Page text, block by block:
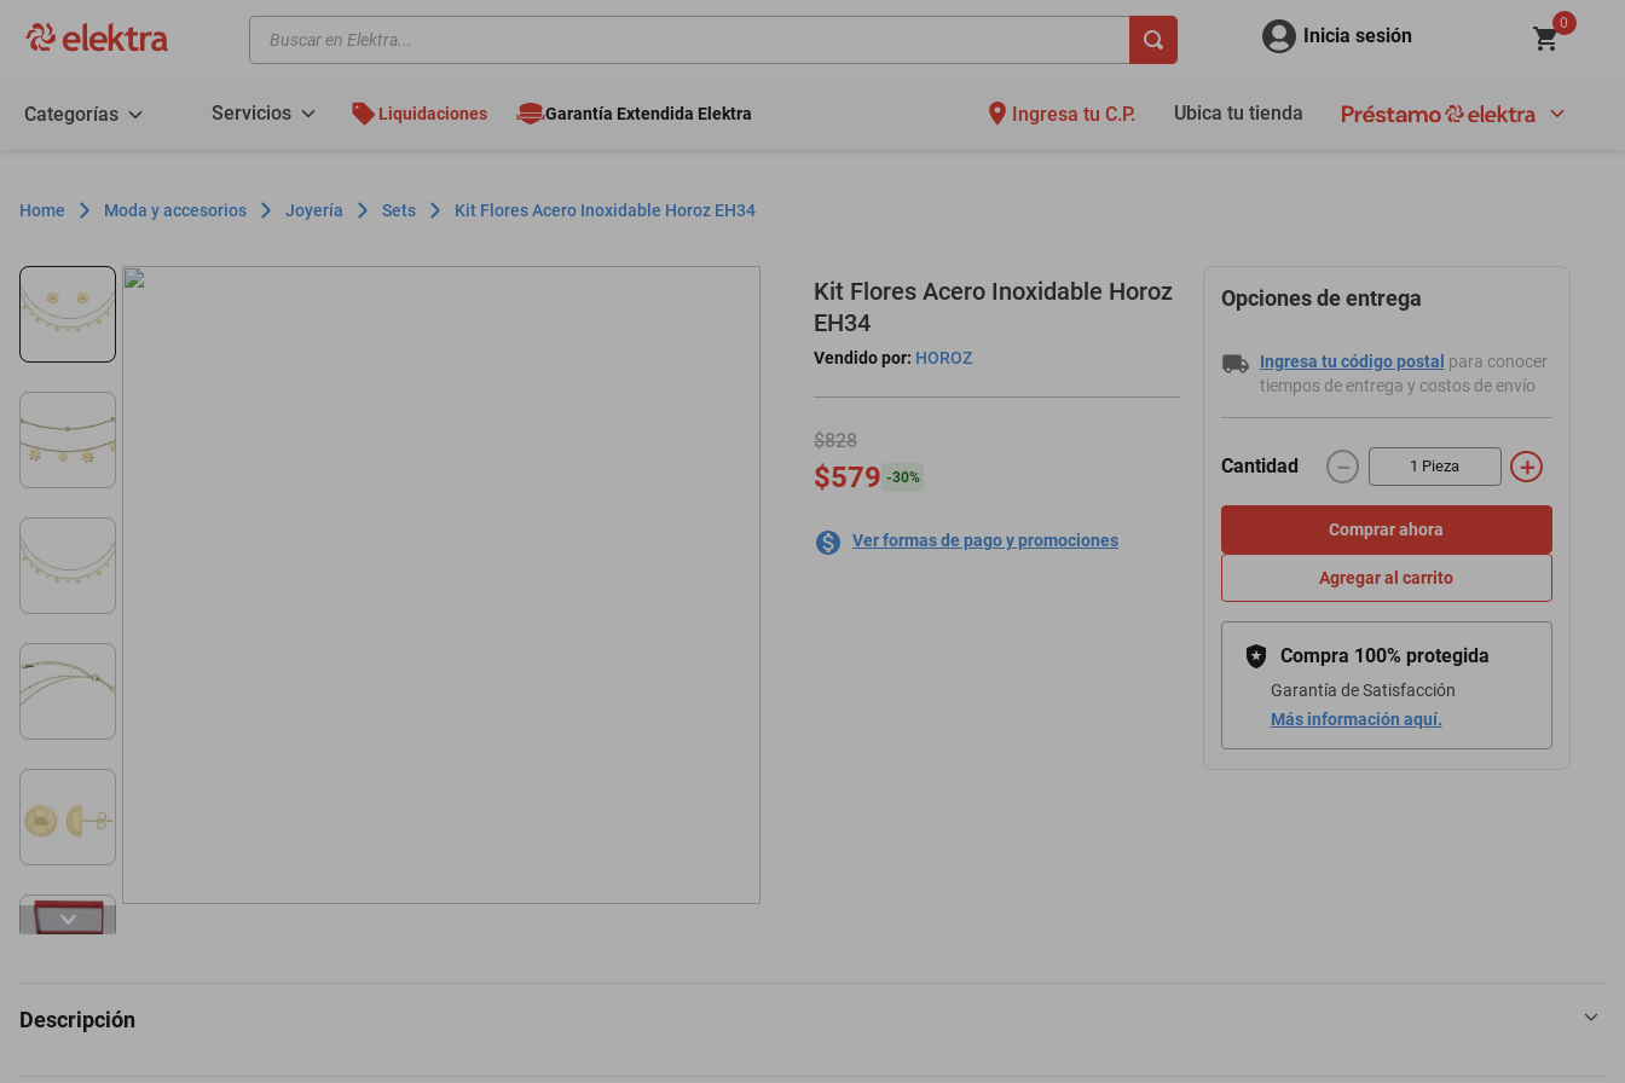
Buscar en Elektra... Inicia sesión
0
Categorías Servicios Liquidaciones Garantía Extendida Elektra Ingresa tu C.P. Ubica tu tienda
Moda y accesorios Joyería Sets Kit Flores Acero Inoxidable Horoz EH34
Kit Flores Acero Inoxidable Horoz
EH34
Vendido por: HOROZ
$828
$579 -30%
Ver formas de pago y promociones
Opciones de entrega
Ingresa tu código postal para conocer
tiempos de entrega y costos de envío
Cantidad ＋
－
Comprar ahora
Agregar al carrito
Compra 100% protegida
Garantía de Satisfacción
Más información aquí.
Descripción
motos